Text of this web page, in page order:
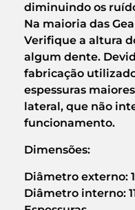
diminuindo os
Na maioria das
Verifique a altura
algum dente.
fabricação
espessuras
lateral, que não
funcionamento.
Dimensões:
Diâmetro externo:
Diâmetro interno: